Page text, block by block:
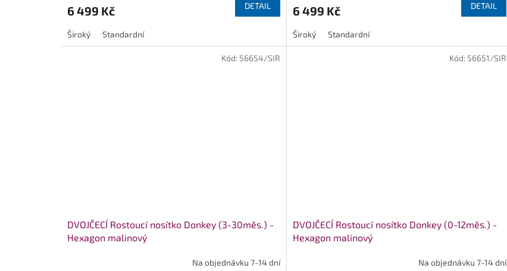
6 499 Kč DETAIL
Široký Standardní
6 499 Kč DETAIL
Široký Standardní
DVOJČECÍ Rostoucí nosítko Donkey (3-30měs.) -
Hexagon malinový
Na objednávku 7-14 dní
Kód: 56654/SIR
DVOJČECÍ Rostoucí nosítko Donkey (0-12měs.) -
Hexagon malinový
Na objednávku 7-14 dní
Kód: 56651/SIR